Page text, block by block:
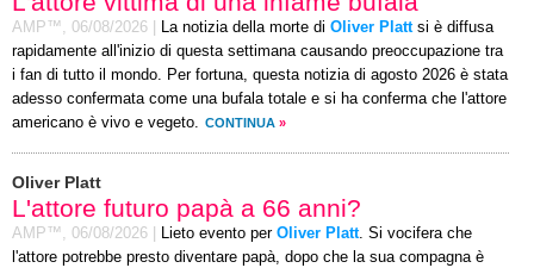
AMP™, 06/08/2026 La notizia della morte di Oliver Plattsi è diffusa
rapidamente all'inizio di questa settimana causando preoccupazione tra
i fan di tutto il mondo. Per fortuna, questa notizia di agosto 2026 è stata
adesso confermata come una bufala totale e si ha conferma che l'attore
americano è vivo e vegeto. CONTINUA »
Oliver Platt
L'attore futuro papà a 66 anni?
AMP™, 06/08/2026 Lieto evento per Oliver Platt. Si vocifera che
l'attore potrebbe presto diventare papà, dopo che la sua compagna è